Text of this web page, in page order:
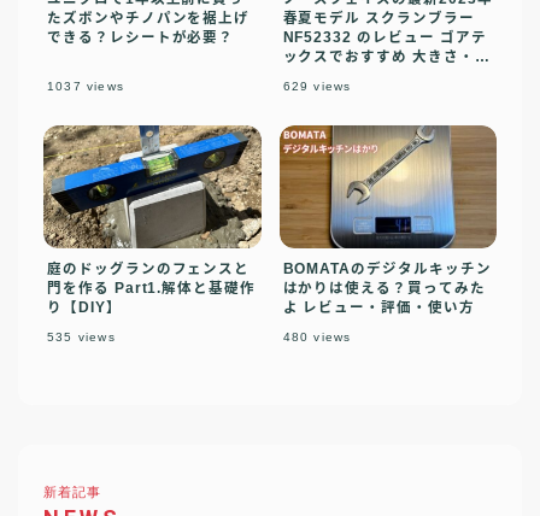
たズボンやチノパンを裾上げ
できる？レシートが必要？
1037 views
春夏モデル スクランブラー
NF52332 のレビュー ゴアテ
ックスでおすすめ 大きさ・履
629 views
庭のドッグランのフェンスと
門を作る Part1.解体と基礎作
り【DIY】
535 views
BOMATAのデジタルキッチン
はかりは使える？買ってみた
よ レビュー・評価・使い方
480 views
新着記事